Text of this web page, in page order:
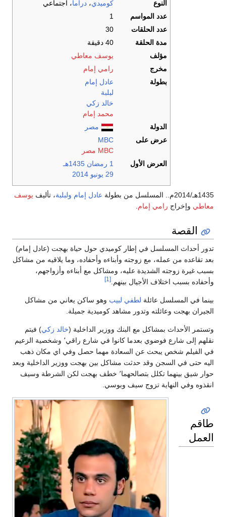
كوميدي،دراما، اجتماعي
عدد المواسم
عدد الحلقات
مدة الحلقة
مؤلف
يوسف معاطي
مخرج
رامي إمام
بطولة
عادل إمام
خالد زكي
محمد إمام
الدولة
مصر
عرض على
MBC
MBC مصر
العرض الأول
1435هـ
2014
2014م.. المسلسل من بطولة عادل إمام ولبلبة، تأليفيوسف
وإخراجرامي إمام .
القصة
أحداث المسلسل في إطار كوميدي حول حياة بهجت (عادل إمام)
تقاعده من عمله، مع زوجته وأبناءه وأحفاده، وما يلاقيه من مشاكل
غيرة زوجته الشديدة عليه، ومشاكل مع أبناءه وأزواجهم،
بسبب اختلاف الأجيال بينهم.
في المسلسل عائلةلطفي لبيب وهو ساكن يعاني من مشاكل
بهجت وعائلته وتدور مشاهد كوميدية جميلة.
الأحداث بمشاكل مع البنك ووزير الداخلية (خالد زكي ) فيتم
نقلهم إلى شارع فوضوي بعدما كانوا في شارع راقي٬ وشخصية الزعيم
الفيلم شخص يبحث عن السعادة مهما حصل وفي اي مكان ذهب
حتى في السجن وقد حدثت مشاكل بين بهجت ووزير الداخلية وبعد
حوار شيق بينهما تكلل بتصالحهما٬ خطف بهجت لكن الشرطة وسيف
وفي النهاية تزوج سيف وبوسي.